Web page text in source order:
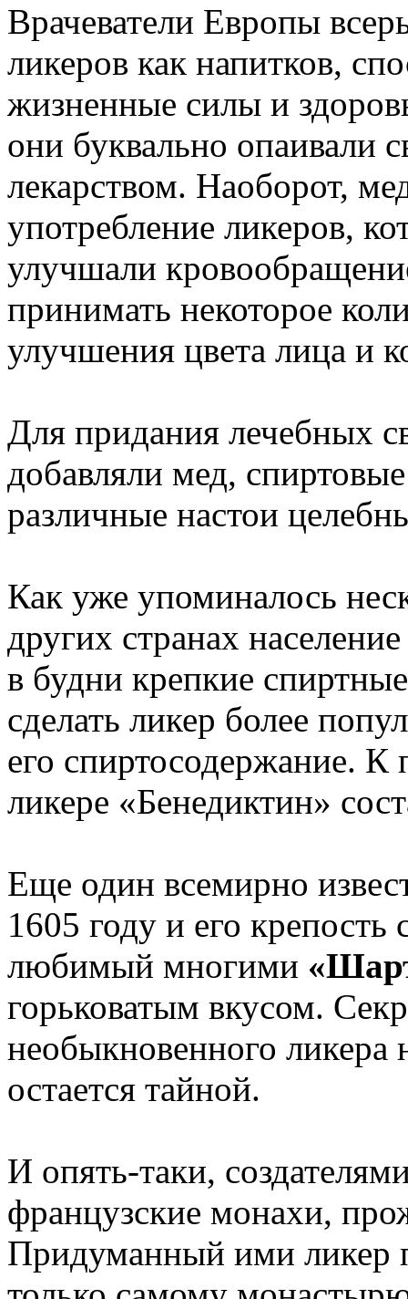
Врачеватели Европы
ликеров как напитков,
жизненные силы и
они буквально опаивали
лекарством. Наоборот,
употребление ликеров,
улучшали
принимать некоторое
улучшения цвета лица и
Для придания лечебных
добавляли мед,
различные настои
Как уже упоминалось
других странах
в будни крепкие
сделать ликер более
его спиртосодержание. К
ликере «Бенедиктин»
Еще один всемирно
1605 году и его крепость
любимый многими
горьковатым вкусом.
необыкновенного ликера
остается тайной.
И опять-таки,
французские монахи,
Придуманный ими ликер